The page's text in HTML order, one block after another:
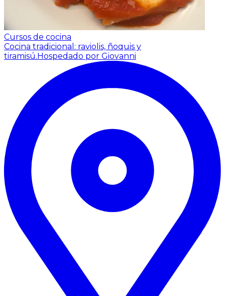
Cursos de cocina
Cocina tradicional: raviolis, ñoquis y
tiramisú.Hospedado por Giovanni